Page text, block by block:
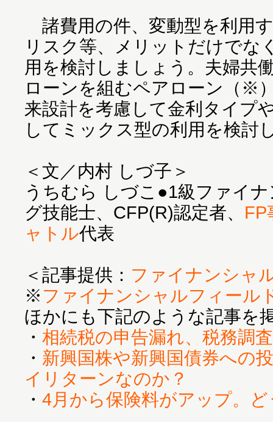
諸費用の件、変動型を利用
リスク等、メリットだけでな
用を検討しましょう。夫婦共
ローンを組むペアローン（※
来設計を考慮して金利タイプ
してミックス型の利用を検討
＜文／内村 しづ子＞
うちむら しづこ●1級ファイ
グ技能士、CFP(R)認定者、 FP
ャトル代表
＜記事提供： ファイナンシャ
※ ファイナンシャルフィール
ほかにも下記のような記事を
・ 相続税の申告漏れ、税務調
・ 新興国株や新興国債券への
イリターンなのか？
・ 4月から保険料がアップ。